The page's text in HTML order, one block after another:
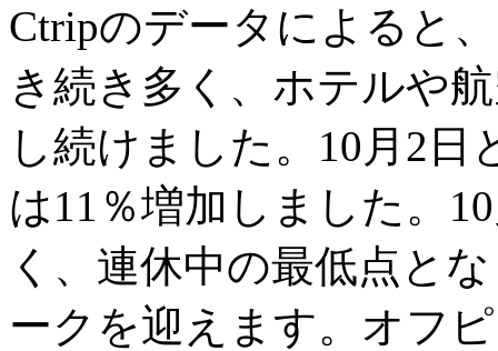
Ctripのデータによると
き続き多く、ホテルや
し続けました。10月2日
は11％増加しました。
く、連休中の最低点と
ークを迎えます。オフ